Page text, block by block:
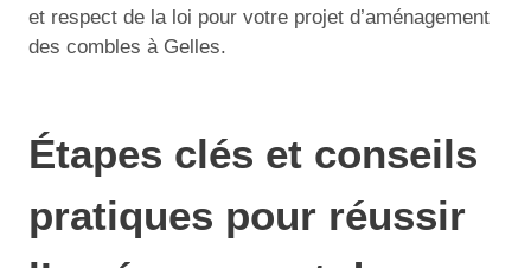
et respect de la loi pour votre projet d’aménagement
des combles à Gelles.
Étapes clés et conseils
pratiques pour réussir